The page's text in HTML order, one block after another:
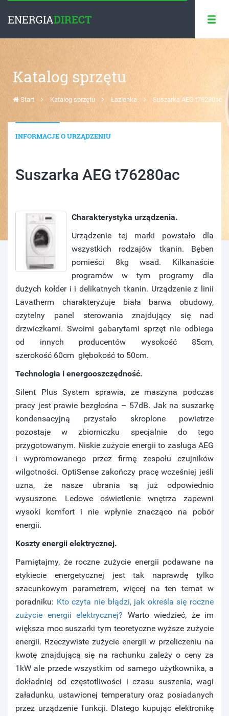
ENERGIADIRECT
Katalog sprzętu
Start Katalog sprzętu Łazienka Suszarka AEG t76280ac
INFORMACJE O URZĄDZENIU
Suszarka AEG t76280ac
Charakterystyka urządzenia.
Urządzenie tej marki powstało dla
wszystkich rodzajów tkanin. Bęben
pomieści 8kg wsad. Kilkanaście
programów w tym programy dla
dużych kołder i i delikatnych tkanin. Urządzenie z linii
Lavatherm charakteryzuje biała barwa obudowy,
czytelny panel sterowania znajdujący się nad
drzwiczkami. Swoimi gabarytami sprzęt nie odbiega
od innych producentów wysokość 85cm,
szerokość 60cm głębokość to 50cm.
Technologia i energooszczędność.
Silent Plus System sprawia, ze maszyna podczas
pracy jest prawie bezgłośna – 57dB. Jak na suszarkę
kondensacyjną przystało skroplone powietrze
pozostaje w zbiorniczku specjalnie do tego
przygotowanym. Niskie zużycie energii to zasługa AEG
i wypromowanego przez firmę zespołu czujników
wilgotności. OptiSense zakończy pracę wcześniej jeśli
uzna, że nasze ubrania są już odpowiednio
wysuszone. Ledowe oświetlenie wnętrza zapewni
wysoki komfort i nie wpłynie znacząco na pobór
energii.
Koszty energii elektrycznej.
Pamiętajmy, że roczne zużycie energii podawane na
etykiecie energetycznej jest tak naprawdę tylko
szacunkowym parametrem, więcej na ten temat w
poradniku: Kto czyta nie błądzi, jak określa się roczne
zużycie energii elektrycznej? Warto wiedzieć, że im
większa moc suszarki tym teoretyczne wyższe zużycie
energii. Rzeczywiste zużycie energii w przeliczeniu na
kwotę znajdującą się na rachunku zależy o ceny za
1kW ale przede wszystkim od samego użytkownika, a
dokładniej od częstotliwości i czasu suszenia, wagi
załadunku, ustawionej temperatury oraz posiadanych
przez urządzenie funkcji. Dlatego kupując elektronikę